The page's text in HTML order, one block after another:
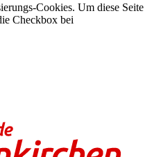
Cookies. Um diese Seite
Checkbox bei